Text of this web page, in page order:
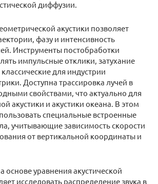
диффузии.
акустики позволяет
фазу и интенсивность
Инструменты постобработки
импульсные отклики, затухание
для индустрии
Доступна трассировка лучей в
свойствами, что актуально для
акустики и акустики океана. В этом
специальные встроенные
учитывающие зависимость скорости
от вертикальной координаты и
уравнения акустической
исследовать распределение звука в